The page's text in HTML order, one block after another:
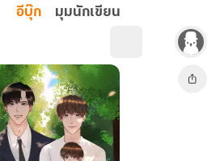
อีบุ๊ก มุมนักเขียน